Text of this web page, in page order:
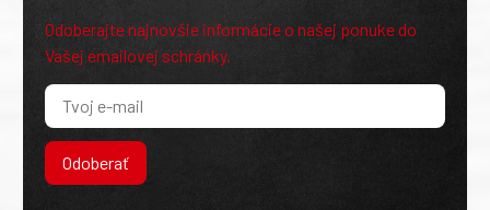
Odoberajte najnovšie informácie o našej ponuke do
Vašej emailovej schránky.
Odoberať